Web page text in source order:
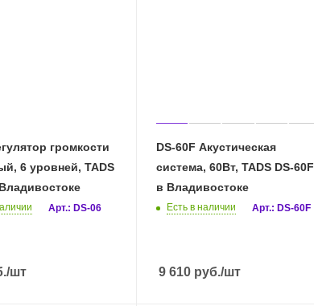
громкости
6 уровней, TADS
Арт.: DS-06
/шт
DS-60F Акустическая
система, 60Вт, TADS DS-60F
в Владивостоке
Есть в наличии Арт.: DS-60F
9 610 руб./шт